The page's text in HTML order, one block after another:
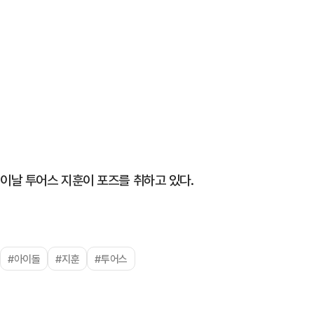
이날 투어스 지훈이 포즈를 취하고 있다.
#아이돌 #지훈 #투어스